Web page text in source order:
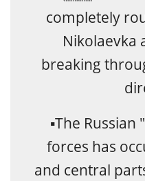
completely
Nikolaevka
breaking
▪️The
forces has
and central